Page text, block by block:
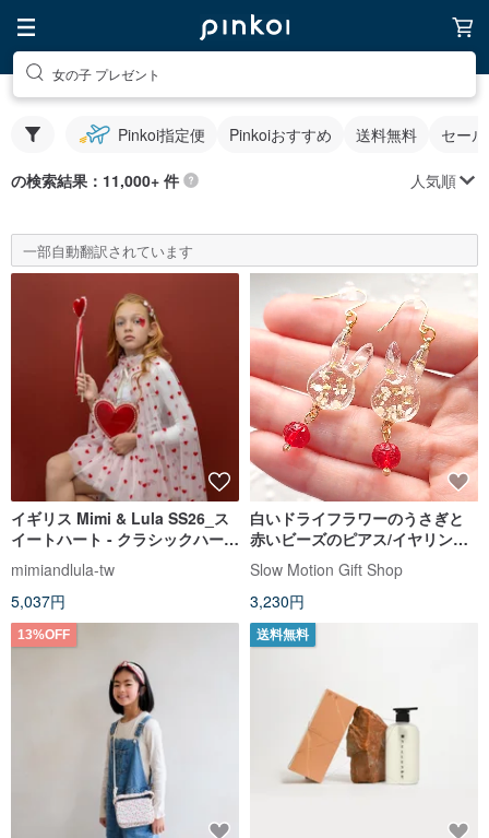
女の子 プレゼント
Pinkoi指定便 Pinkoiおすすめ 送料無料 セー
の検索結果：11,000+ 件 人気順
一部自動翻訳されています
イギリス Mimi & Lula SS26_ス
イートハート - クラシックハート
ミニショルダーバッグ
mimiandlula-tw
5,037円
白いドライフラワーのうさぎと
赤いビーズのピアス/イヤリング
アレルギー対応医療用ステンレ
ス
Slow Motion Gift Shop
3,230円
13%OFF 送料無料